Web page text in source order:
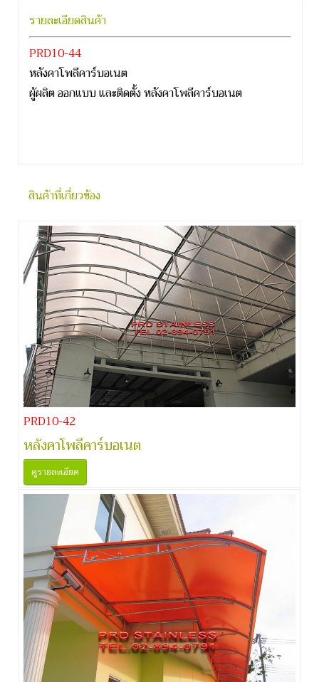
รายละเอียดสินค้า
PRD10-44
หลังคาโพลีคาร์บอเนต
ผู้ผลิต ออกแบบ และติดตั้ง หลังคาโพลีคาร์บอเนต
สินค้าที่เกี่ยวข้อง
PRD10-42
หลังคาโพลีคาร์บอเนต
ดูรายละเอียด